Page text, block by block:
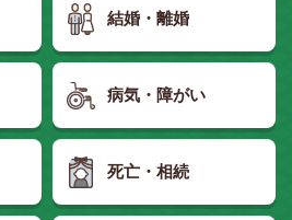
結婚・離婚
病気・障がい
死亡・相続